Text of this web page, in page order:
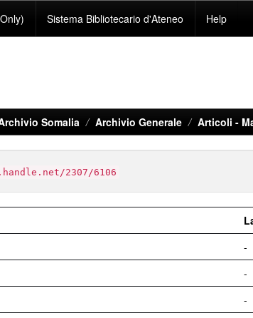
Sistema Bibliotecario d'Ateneo Help
Somalia Archivio Generale Articoli -
2307/6106
-
-
-